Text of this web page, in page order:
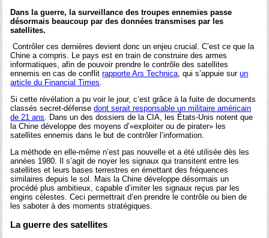
Dans la guerre, la surveillance des troupes ennemies passe
désormais beaucoup par des données transmises par les
satellites.
Contrôler ces dernières devient donc un enjeu crucial. C’est ce que la
Chine a compris. Le pays est en train de construire des armes
informatiques, afin de pouvoir prendre le contrôle des satellites
ennemis en cas de conflitrapporte Ars Technica, qui s’appuie surun
article du Financial Times.
Si cette révélation a pu voir le jour, c’est grâce à la fuite de documents
classés secret-défensedont serait responsable un militaire américain
de 21 ans. Dans un des dossiers de la CIA, les États-Unis notent que
la Chine développe des moyens d’«exploiter ou de pirater» les
satellites ennemis dans le but de contrôler l’information.
La méthode en elle-même n’est pas nouvelle et a été utilisée dès les
années 1980. Il s’agit de noyer les signaux qui transitent entre les
satellites et leurs bases terrestres en émettant des fréquences
similaires depuis le sol. Mais la Chine développe désormais un
procédé plus ambitieux, capable d’imiter les signaux reçus par les
engins célestes. Ceci permettrait d’en prendre le contrôle ou bien de
les saboter à des moments stratégiques.
La guerre des satellites